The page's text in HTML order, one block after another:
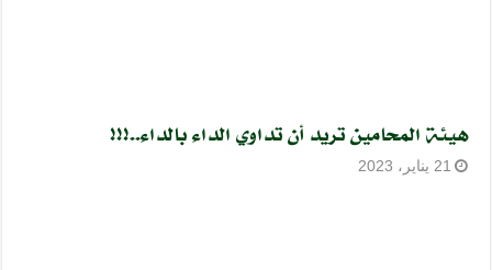
هيئة المحامين تريد أن تداوي الداء بالداء..!!!
21 يناير، 2023